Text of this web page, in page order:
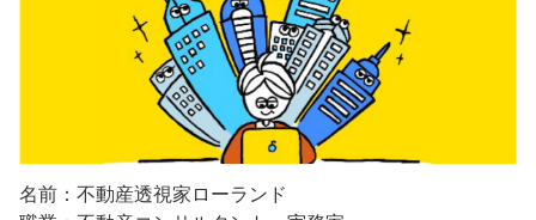
名前：不動産透視家ローランド